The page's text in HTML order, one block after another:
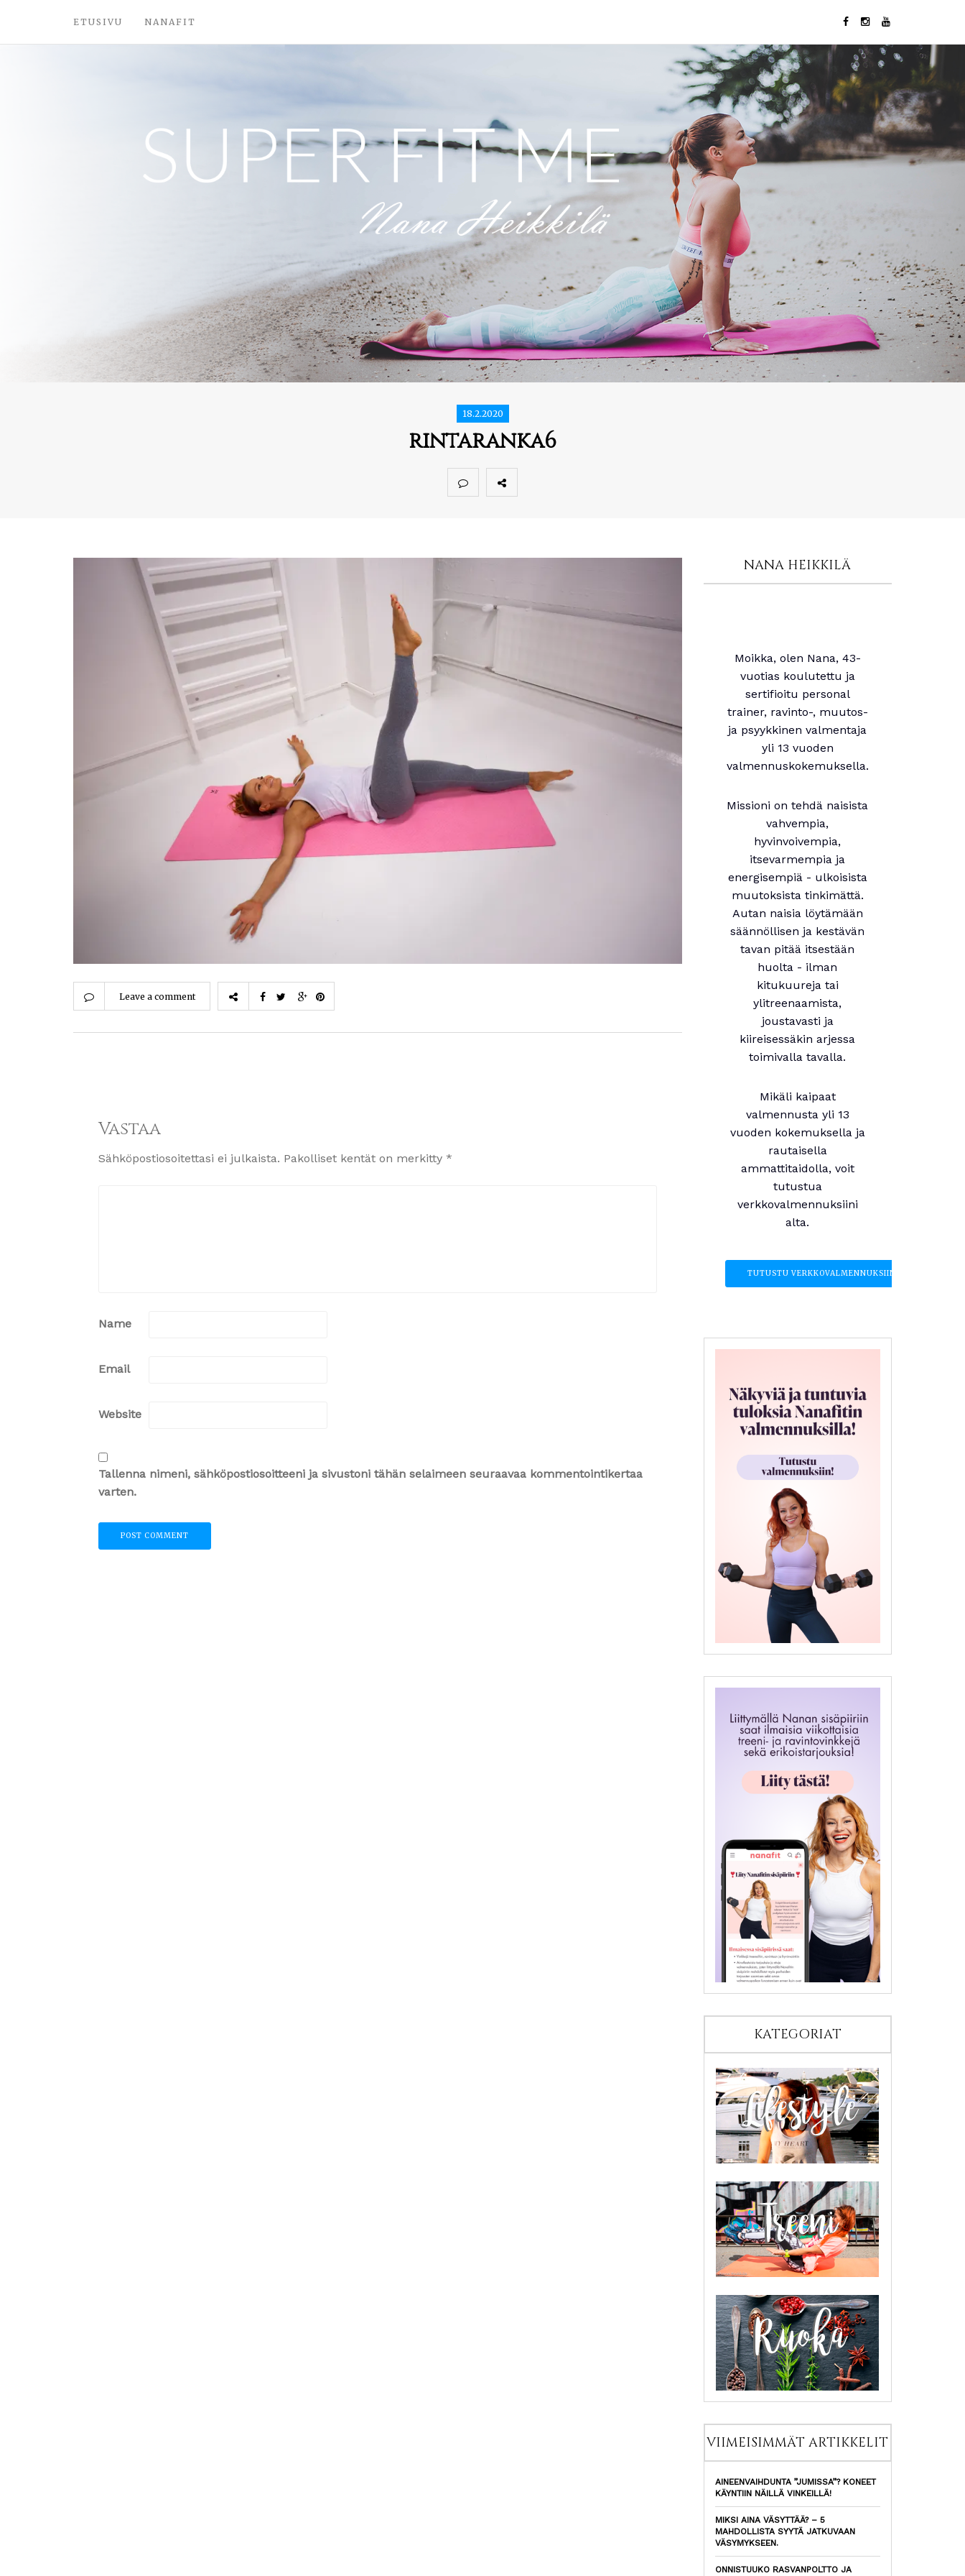
ETUSIVU NANAFIT
18.2.2020
rintaranka6
Leave a comment
Vastaa
Sähköpostiosoitettasi ei julkaista. Pakolliset kentät on merkitty *
Name
Email
Website
Tallenna nimeni, sähköpostiosoitteeni ja sivustoni tähän selaimeen seuraavaa kommentointikertaa
varten.
NANA HEIKKILÄ
Moikka, olen Nana, 43-
vuotias koulutettu ja
sertifioitu personal
trainer, ravinto-, muutos-
ja psyykkinen valmentaja
yli 13 vuoden
valmennuskokemuksella.
Missioni on tehdä naisista
vahvempia,
hyvinvoivempia,
itsevarmempia ja
energisempiä - ulkoisista
muutoksista tinkimättä.
Autan naisia löytämään
säännöllisen ja kestävän
tavan pitää itsestään
huolta - ilman
kitukuureja tai
ylitreenaamista,
joustavasti ja
kiireisessäkin arjessa
toimivalla tavalla.
Mikäli kaipaat
valmennusta yli 13
vuoden kokemuksella ja
rautaisella
ammattitaidolla, voit
tutustua
verkkovalmennuksiini
alta.
TUTUSTU VERKKOVALMENNUKSIIN
KATEGORIAT
VIIMEISIMMÄT ARTIKKELIT
AINEENVAIHDUNTA ”JUMISSA”? KONEET
KÄYNTIIN NÄILLÄ VINKEILLÄ!
MIKSI AINA VÄSYTTÄÄ? – 5
MAHDOLLISTA SYYTÄ JATKUVAAN
VÄSYMYKSEEN.
ONNISTUUKO RASVANPOLTTO JA